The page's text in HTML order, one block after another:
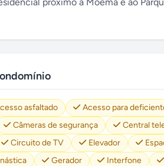
asfaltado Acesso para
Câmeras de segurança Central
Circuito de TV Elevador
Gerador Interfone